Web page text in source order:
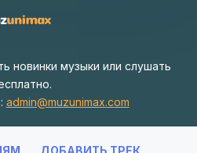
новинки музыки или слушать
admin@muzunimax.com
ДОБАВИТЬ ТРЕК